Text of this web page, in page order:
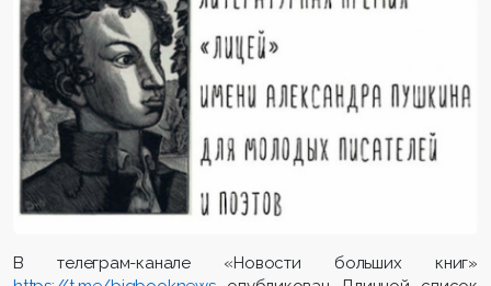
В телеграм-канале «Новости больших книг»